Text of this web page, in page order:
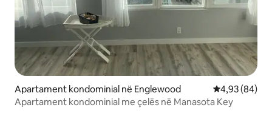
Apartament kondominial në Englewood Vlerësimi
4,93 (84)
Apartament kondominial me çelës në Manasota Key